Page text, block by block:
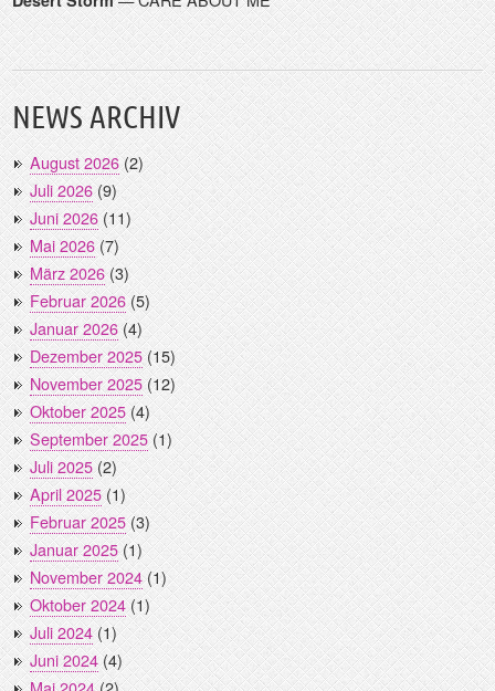
NEWS ARCHIV
August 2026(2)
Juli 2026(9)
Juni 2026(11)
Mai 2026(7)
März 2026(3)
Februar 2026(5)
Januar 2026(4)
Dezember 2025(15)
November 2025(12)
Oktober 2025(4)
September 2025(1)
Juli 2025(2)
April 2025(1)
Februar 2025(3)
Januar 2025(1)
November 2024(1)
Oktober 2024(1)
Juli 2024(1)
Juni 2024(4)